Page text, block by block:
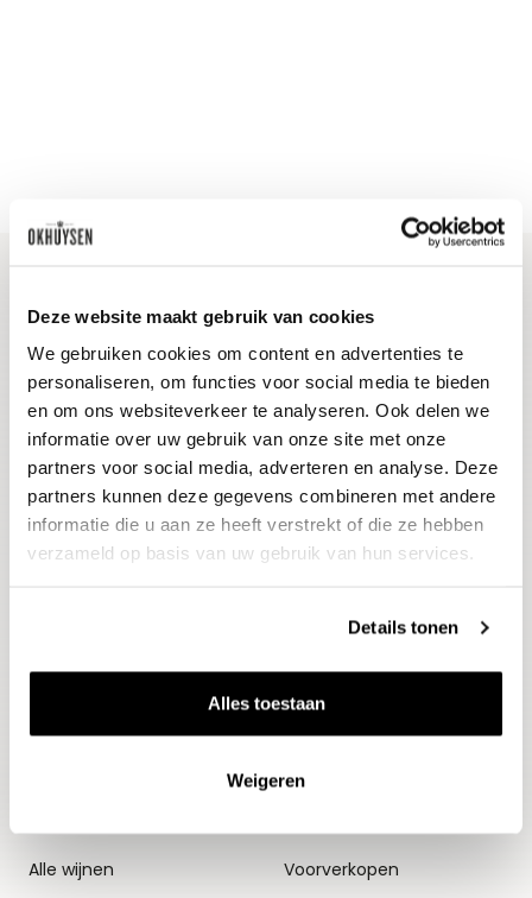
Deze website maakt gebruik van cookies
We gebruiken cookies om content en advertenties te
personaliseren, om functies voor social media te bieden
en om ons websiteverkeer te analyseren. Ook delen we
informatie over uw gebruik van onze site met onze
partners voor social media, adverteren en analyse. Deze
partners kunnen deze gegevens combineren met andere
informatie die u aan ze heeft verstrekt of die ze hebben
verzameld op basis van uw gebruik van hun services.
Details tonen
Alles toestaan
Weigeren
Blijf op de hoogte
Ontvang het laatste wijnnieuws, proeverijen en
evenementen
E-mailadres
Aanmelden
Alle wijnen
Thema's
Voorverkopen